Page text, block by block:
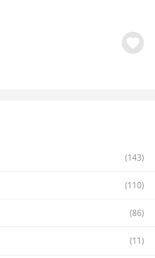
(143)
(110)
(86)
(11)